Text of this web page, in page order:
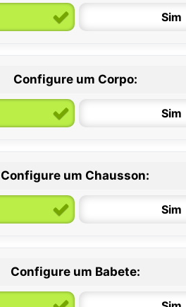
Sim
Configure um Corpo:
Sim
6 / 12 meses
Configure um Chausson:
Sim
Configure um Babete: